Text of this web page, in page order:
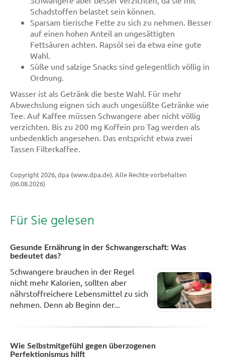
Schadstoffen belastet sein können.
Sparsam tierische Fette zu sich zu nehmen. Besser
auf einen hohen Anteil an ungesättigten
Fettsäuren achten. Rapsöl sei da etwa eine gute
Wahl.
Süße und salzige Snacks sind gelegentlich völlig in
Ordnung.
Wasser ist als Getränk die beste Wahl. Für mehr
Abwechslung eignen sich auch ungesüßte Getränke wie
Tee. Auf Kaffee müssen Schwangere aber nicht völlig
verzichten. Bis zu 200 mg Koffein pro Tag werden als
unbedenklich angesehen. Das entspricht etwa zwei
Tassen Filterkaffee.
Copyright 2026, dpa (www.dpa.de). Alle Rechte vorbehalten
(06.08.2026)
Für Sie gelesen
Gesunde Ernährung in der Schwangerschaft: Was
bedeutet das?
Schwangere brauchen in der Regel
nicht mehr Kalorien, sollten aber
nährstoffreichere Lebensmittel zu sich
nehmen. Denn ab Beginn der...
Wie Selbstmitgefühl gegen überzogenen
Perfektionismus hilft